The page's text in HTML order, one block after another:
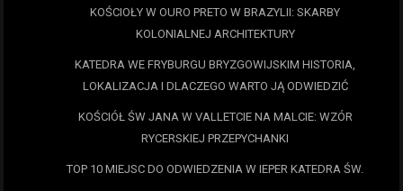
KOŚCIOŁY W OURO PRETO W BRAZYLII: SKARBY
KOLONIALNEJ ARCHITEKTURY
KATEDRA WE FRYBURGU BRYZGOWIJSKIM HISTORIA,
LOKALIZACJA I DLACZEGO WARTO JĄ ODWIEDZIĆ
KOŚCIÓŁ ŚW JANA W VALLETCIE NA MALCIE: WZÓR
RYCERSKIEJ PRZEPYCHANKI
TOP 10 MIEJSC DO ODWIEDZENIA W IEPER KATEDRA ŚW.